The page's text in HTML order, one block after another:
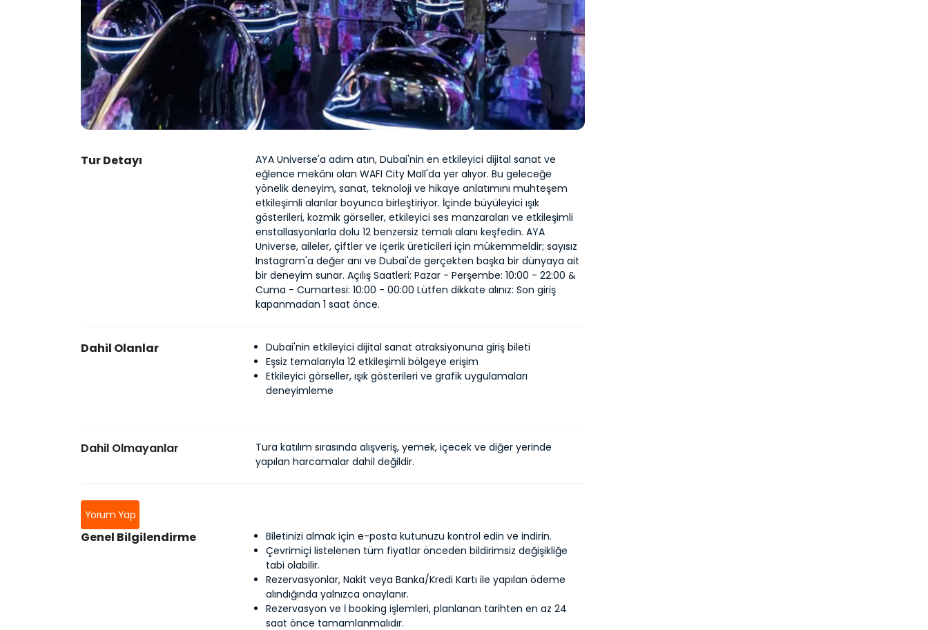
Tur Detayı
AYA Universe'a adım atın, Dubai'nin en etkileyici dijital sanat ve
eğlence mekânı olan WAFI City Mall'da yer alıyor. Bu geleceğe
yönelik deneyim, sanat, teknoloji ve hikaye anlatımını muhteşem
etkileşimli alanlar boyunca birleştiriyor. İçinde büyüleyici ışık
gösterileri, kozmik görseller, etkileyici ses manzaraları ve etkileşimli
enstallasyonlarla dolu 12 benzersiz temalı alanı keşfedin. AYA
Universe, aileler, çiftler ve içerik üreticileri için mükemmeldir; sayısız
Instagram'a değer anı ve Dubai'de gerçekten başka bir dünyaya ait
bir deneyim sunar. Açılış Saatleri: Pazar - Perşembe: 10:00 - 22:00 &
Cuma - Cumartesi: 10:00 - 00:00 Lütfen dikkate alınız: Son giriş
kapanmadan 1 saat önce.
Dahil Olanlar
Dubai'nin etkileyici dijital sanat atraksiyonuna giriş bileti
Eşsiz temalarıyla 12 etkileşimli bölgeye erişim
Etkileyici görseller, ışık gösterileri ve grafik uygulamaları
deneyimleme
Dahil Olmayanlar
Tura katılım sırasında alışveriş, yemek, içecek ve diğer yerinde
yapılan harcamalar dahil değildir.
Yorum Yap
Genel Bilgilendirme
Biletinizi almak için e-posta kutunuzu kontrol edin ve indirin.
Çevrimiçi listelenen tüm fiyatlar önceden bildirimsiz değişikliğe
tabi olabilir.
Rezervasyonlar, Nakit veya Banka/Kredi Kartı ile yapılan ödeme
alındığında yalnızca onaylanır.
Rezervasyon ve İ booking işlemleri, planlanan tarihten en az 24
saat önce tamamlanmalıdır.